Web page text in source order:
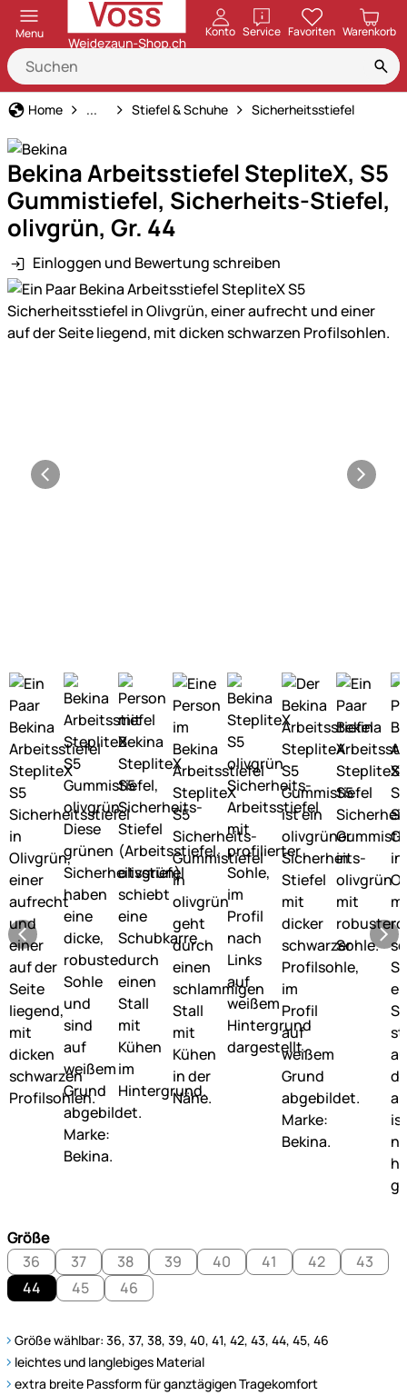
Menu Konto ServiceöffnenFavoriten Warenkorb
Home Arbeitskleidung & Schutzausrüstung
... Stiefel & Schuhe Sicherheitsstiefel
Bekina Arbeitsstiefel StepliteX, S5
Gummistiefel, Sicherheits-Stiefel,
olivgrün, Gr. 44
Einloggen und Bewertung schreiben
Produktgalerie
Größe
36
37 38 39 40 41 42
43
44
45 46
Größe wählbar: 36, 37, 38, 39, 40, 41, 42, 43, 44, 45, 46
leichtes und langlebiges Material
extra breite Passform für ganztägigen Tragekomfort